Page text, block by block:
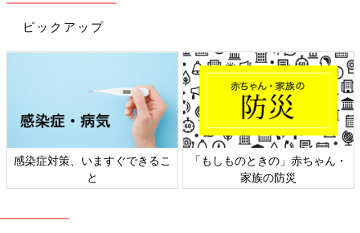
主治医に理想は1時間、2時間以内には産まれるんじゃないかと言
われる。最後は吸引分娩の可能性と帝王切開の可能性もあると。
陣痛が1分半間隔になり、促進剤の速度を落とされる。その後、
進みが悪かったようで医師の準備が整い次第、吸引分娩の予定に
痛みがないのでいきむのがつらくない。助産師さんに3時間ぶっ
通しでいきめてすごいと褒められる。
ピックアップ
感染症対策、いますぐできるこ
と
「もしものときの」赤ちゃん・
家族の防災